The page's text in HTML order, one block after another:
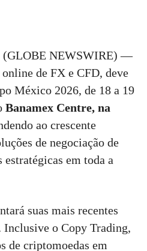
(GLOBE NEWSWIRE) —
de FX e CFD, deve
México 2026, de 18 a 19
Banamex Centre, na
ao crescente
de negociação de
em toda a
suas mais recentes
Inclusive o Copy Trading,
de criptomoedas em